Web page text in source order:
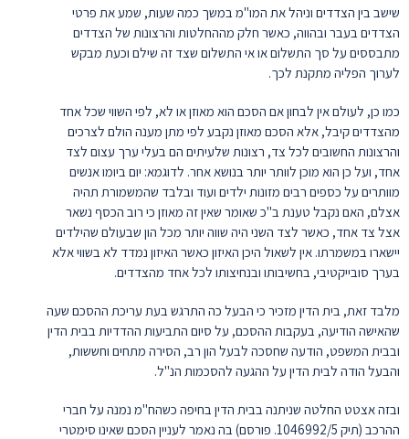
שישב בין הצדדים וניהל את המו"מ במשך כמה שעות, שמע את פרטי
הצדדים בעבר ובהווה, כאשר חלק מההחלטות והרצונות של הצדדים
מתבססים על סך התשלום או אי התשלום שצד זה שילם וכעת מבקש
לערוך הפליה מתקנת לכך.
כמו כן, לעולם אין לבחון אם הסכם הוא מאוזן או לא, לפי השווי שכל אחד
מהצדדים קיבל, אלא הסכם מאוזן נקבע לפי מתן מענה הולם לצרכים
והרצונות החשובים לכל צד, רצונות שלעיתים הם בעלי ערך עצום לצד
אחד, ועל כן הוא מוכן לוותר יותר בנושא אחר. לדוגמא: יום ביומו אנשים
מוותרים על כספים רבים מזונות ילדים ועוד ובלבד שהמשמורת תהיה
אצלם, האם נקבל טענת ב"כ שאומר שאין זה מאוזן כי רוב הכסף נשאר
אצל צד אחד, כאשר לצד השני היה שווה יותר מכל הון שבעולם שהילדים
יישארו במשמרתו. אין לשאול היכן האיזון כאשר האיזון נמדד לא בשווי אלא
בערך סובייקטיבי, בחשיבותו ובנחיצותו לכל אחד מהצדדים.
מלבד זאת, בית הדין מזכיר כי הבעל כה התרגש בעת עריכת ההסכם שעה
שהאישה הודיעה, בעקבות ההסכם, על סיום התביעות ההדדיות בבית הדין
ובבית המשפט, הודעה שחסכה לבעל הון רב, הסירה מתחים וחששות,
והבעל הודה לבית הדין על ההגעה להסכמות הנ"ל.
ובזה אצטט החלטה שניתנה בבית הדין בחיפה כשהח"מ נמנה על חברי
ההרכב (תיק ‏1046992/5. פורסם) בה נאמר לעניין הסכם שאינו סימטרי